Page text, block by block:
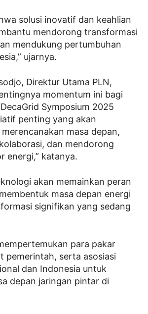
solusi inovatif dan keahlian
mendorong transformasi
mendukung pertumbuhan
ujarnya.
Direktur Utama PLN,
momentum ini bagi
Symposium 2025
penting yang akan
masa depan,
dan mendorong
energi,” katanya.
akan memainkan peran
masa depan energi
signifikan yang sedang
para pakar
pemerintah, serta asosiasi
dan Indonesia untuk
depan jaringan pintar di